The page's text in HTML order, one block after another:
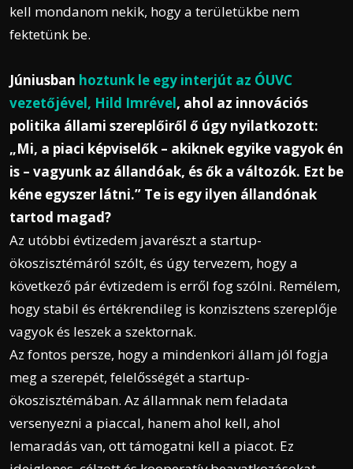
kell mondanom nekik, hogy a területükbe nem
fektetünk be.
Júniusban hoztunk le egy interjút az ÓUVC
vezetőjével, Hild Imrével, ahol az innovációs
politika állami szereplőiről ő úgy nyilatkozott:
„Mi, a piaci képviselők – akiknek egyike vagyok én
is – vagyunk az állandóak, és ők a változók. Ezt be
kéne egyszer látni.” Te is egy ilyen állandónak
tartod magad?
Az utóbbi évtizedem javarészt a startup-
ökoszisztémáról szólt, és úgy tervezem, hogy a
következő pár évtizedem is erről fog szólni. Remélem,
hogy stabil és értékrendileg is konzisztens szereplője
vagyok és leszek a szektornak.
Az fontos persze, hogy a mindenkori állam jól fogja
meg a szerepét, felelősségét a startup-
ökoszisztémában. Az államnak nem feladata
versenyezni a piaccal, hanem ahol kell, ahol
lemaradás van, ott támogatni kell a piacot. Ez